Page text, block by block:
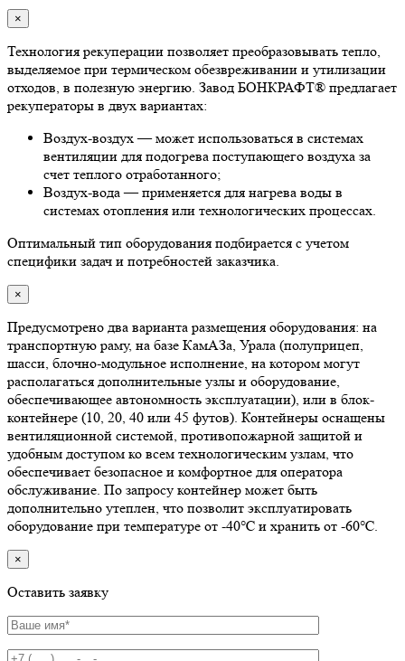
×
Технология рекуперации позволяет преобразовывать тепло,
выделяемое при термическом обезвреживании и утилизации
отходов, в полезную энергию. Завод БОНКРАФТ® предлагает
рекуператоры в двух вариантах:
Воздух-воздух — может использоваться в системах
вентиляции для подогрева поступающего воздуха за
счет теплого отработанного;
Воздух-вода — применяется для нагрева воды в
системах отопления или технологических процессах.
Оптимальный тип оборудования подбирается с учетом
специфики задач и потребностей заказчика.
×
Предусмотрено два варианта размещения оборудования: на
транспортную раму, на базе КамАЗа, Урала (полуприцеп,
шасси, блочно-модульное исполнение, на котором могут
располагаться дополнительные узлы и оборудование,
обеспечивающее автономность эксплуатации), или в блок-
контейнере (10, 20, 40 или 45 футов). Контейнеры оснащены
вентиляционной системой, противопожарной защитой и
удобным доступом ко всем технологическим узлам, что
обеспечивает безопасное и комфортное для оператора
обслуживание. По запросу контейнер может быть
дополнительно утеплен, что позволит эксплуатировать
оборудование при температуре от -40℃ и хранить от -60℃.
×
Оставить заявку